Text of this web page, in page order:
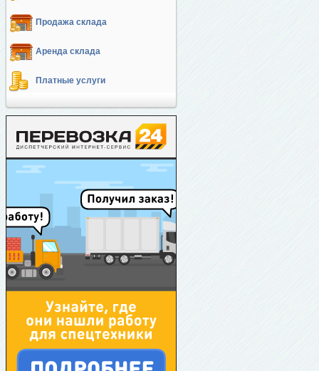
Продажа склада
Аренда склада
Платные услуги